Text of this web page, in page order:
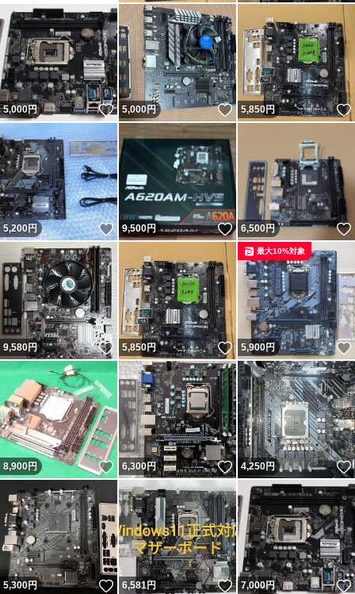
5,000円 いいね！
5,000円 いいね！
5,850円
5,200円 いいね！
9,500円 いいね！
6,500円
9,580円 いいね！
5,850円 いいね！
5,900円
最大10%対象
8,900円 いいね！
6,300円 いいね！
4,250円
5,300円 いいね！
6,581円 いいね！
7,000円